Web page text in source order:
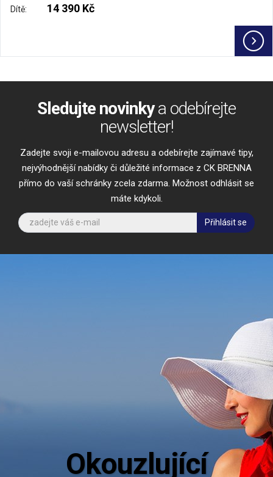
Dítě: 14 390 Kč
Sledujte novinkya odebírejte
newsletter!
Zadejte svoji e-mailovou adresu a odebírejte zajímavé tipy,
nejvýhodnější nabídky či důležité informace z CK BRENNA
přímo do vaší schránky zcela zdarma. Možnost odhlásit se
máte kdykoli.
Přihlásit se
Aktuální